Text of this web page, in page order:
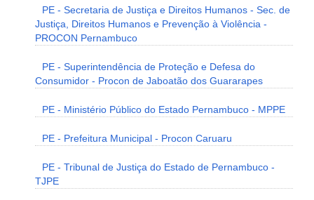
PE - Secretaria de Justiça e Direitos Humanos - Sec. de
Justiça, Direitos Humanos e Prevenção à Violência -
PROCON Pernambuco
PE - Superintendência de Proteção e Defesa do
Consumidor - Procon de Jaboatão dos Guararapes
PE - Ministério Público do Estado Pernambuco - MPPE
PE - Prefeitura Municipal - Procon Caruaru
PE - Tribunal de Justiça do Estado de Pernambuco -
TJPE